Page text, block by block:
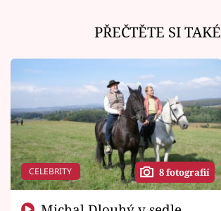
PŘEČTĚTE SI TAKÉ
CELEBRITY 8 fotografií